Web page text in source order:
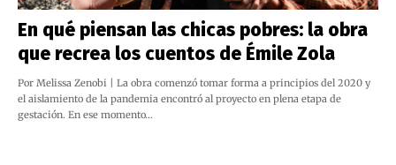
En qué piensan las chicas pobres: la obra
que recrea los cuentos de Émile Zola
Por Melissa Zenobi | La obra comenzó tomar forma a principios del 2020 y
el aislamiento de la pandemia encontró al proyecto en plena etapa de
gestación. En ese momento…